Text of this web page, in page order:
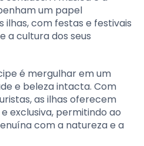
um papel
ilhas, com festas e festivais
a cultura dos seus
é mergulhar em um
e beleza intacta. Com
as ilhas oferecem
exclusiva, permitindo ao
com a natureza e a